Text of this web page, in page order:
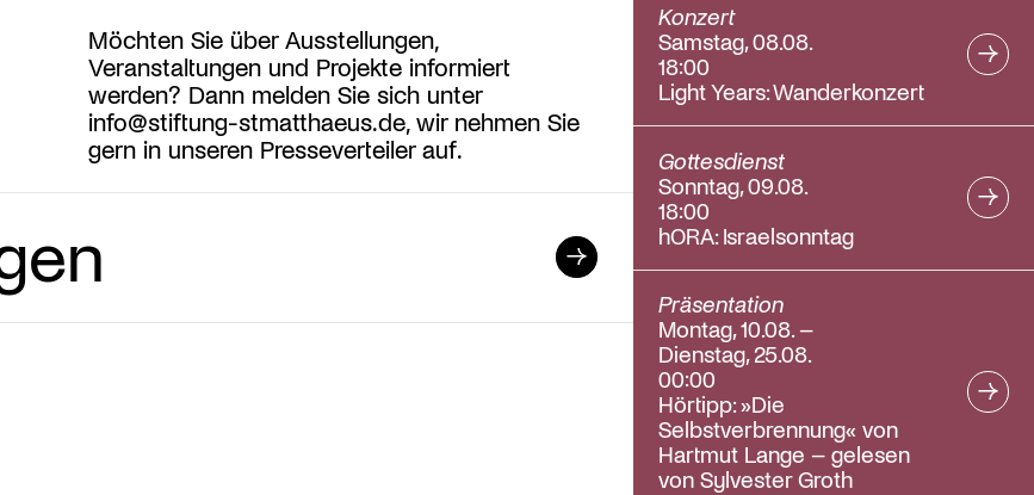
Möchten Sie über Ausstellungen,
Veranstaltungen und Projekte informiert
werden? Dann melden Sie sich unter
info@stiftung-stmatthaeus.de, wir nehmen Sie
gern in unseren Presseverteiler auf.
Konzert
Samstag, 08.08.
18:00
Light Years: Wanderkonzert
Gottesdienst
Sonntag, 09.08.
18:00
hORA: Israelsonntag
Präsentation
Montag, 10.08. –
Dienstag, 25.08.
00:00
Hörtipp: »Die
Selbstverbrennung« von
Hartmut Lange – gelesen
von Sylvester Groth